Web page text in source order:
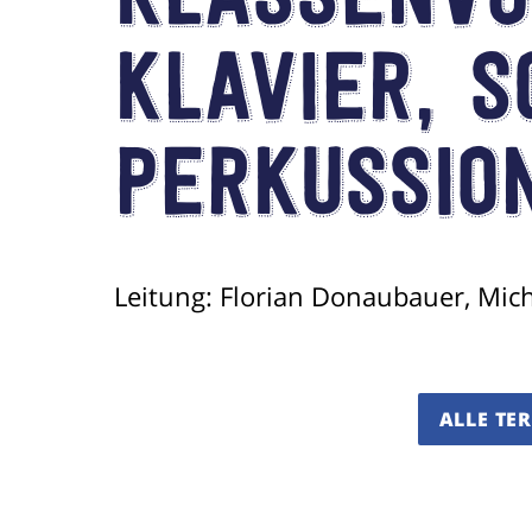
Klavier,
Leitung: Florian Donaubauer,
ALLE